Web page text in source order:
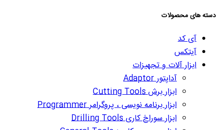
دسته های محصولات
آی کد
آیتکس
ابزار آلات و تجهیزات
آداپتور Adaptor
ابزار برش Cutting Tools
ابزار برنامه نویسی ، پروگرامر Programmer
ابزار سوراخ کاری Drilling Tools